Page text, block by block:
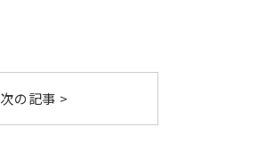
次の記事 >